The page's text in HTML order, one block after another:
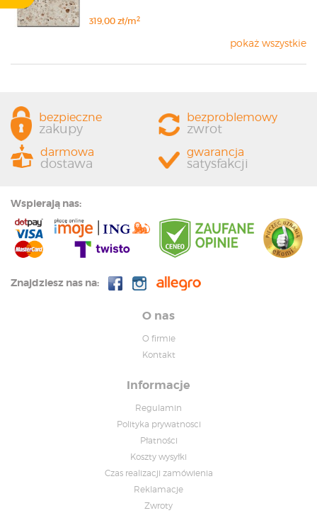
319,00 zł/m2
pokaż wszystkie
bezpieczne
zakupy
bezproblemowy
zwrot
darmowa
dostawa
gwarancja
satysfakcji
Wspierają nas:
Znajdziesz nas na:
O nas
O firmie
Kontakt
Informacje
Regulamin
Polityka prywatnosci
Płatności
Koszty wysyłki
Czas realizacji zamówienia
Reklamacje
Zwroty